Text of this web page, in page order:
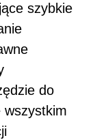
szybkie
do
wszystkim